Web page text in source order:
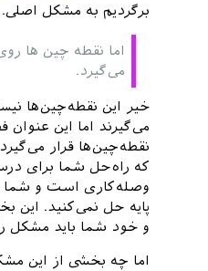
: Token
not
Unicode):
removing
برگردیم به مشکل اصلی.
اما نقطه چین ها
می‌گیرد.
خیر این نقطه‌چین‌ها
می‌گیرند اما این
نقطه‌چین‌ها قرار
که راه‌حل شما برای
وصله‌کاری است و شما
پایه حل نمی‌کنید. این
و خود شما باید مشکل
اما چه بخشی از این